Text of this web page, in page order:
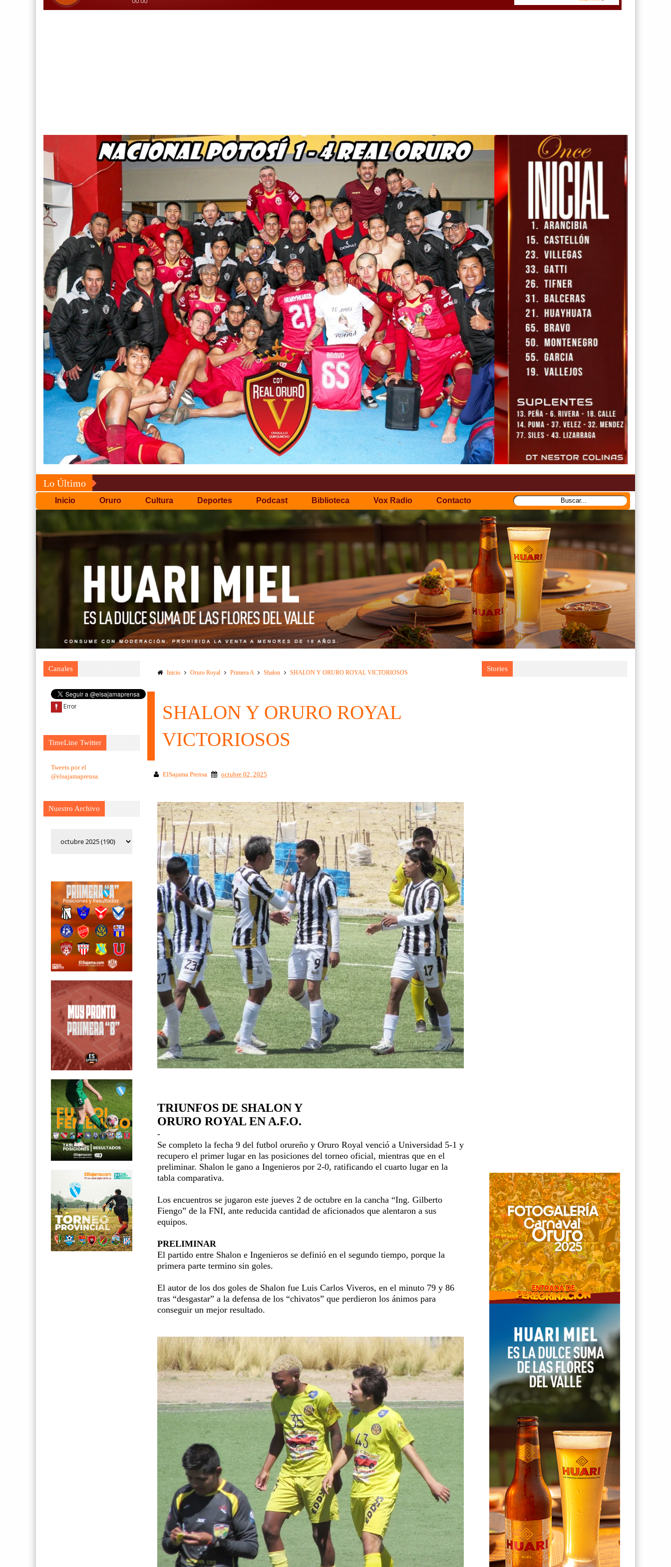
Lo Último
Inicio Oruro Cultura Deportes Podcast Biblioteca Vox Radio Contacto
Canales
TimeLine Twitter
Tweets por el
@elsajamaprensa.
Nuestro Archivo
Inicio Oruro Royal Primera A Shalon SHALON Y ORURO ROYAL VICTORIOSOS
SHALON Y ORURO ROYAL
VICTORIOSOS
ElSajama Prensa octubre 02, 2025
TRIUNFOS DE SHALON Y
ORURO ROYAL EN A.F.O.
-
Se completo la fecha 9 del futbol orureño y Oruro Royal venció a Universidad 5-1 y
recupero el primer lugar en las posiciones del torneo oficial, mientras que en el
preliminar. Shalon le gano a Ingenieros por 2-0, ratificando el cuarto lugar en la
tabla comparativa.
Los encuentros se jugaron este jueves 2 de octubre en la cancha “Ing. Gilberto
Fiengo” de la FNI, ante reducida cantidad de aficionados que alentaron a sus
equipos.
PRELIMINAR
El partido entre Shalon e Ingenieros se definió en el segundo tiempo, porque la
primera parte termino sin goles.
El autor de los dos goles de Shalon fue Luis Carlos Viveros, en el minuto 79 y 86
tras “desgastar” a la defensa de los “chivatos” que perdieron los ánimos para
conseguir un mejor resultado.
Stories